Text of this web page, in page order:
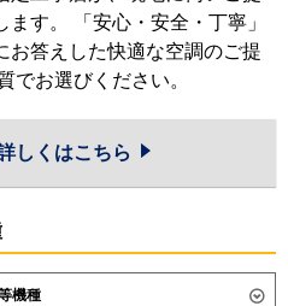
す。 「安心・安全・丁寧」
お答えした快適な空調のご提
でお選びください。
しくはこちら
機種